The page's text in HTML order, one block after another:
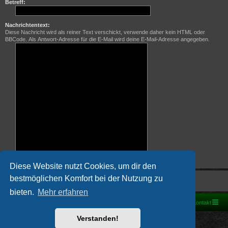
Diese Website nutzt Cookies, um dir den
bestmöglichen Komfort bei der Nutzung zu
bieten. Mehr erfahren
Verstanden!
Betreff:
Nachrichtentext:
Diese Nachricht wird als reiner Text verschickt, verwende daher kein HTML oder
BBCode. Als Antwort-Adresse für die E-Mail wird deine E-Mail-Adresse angegeben.
Kontakt
Powered byphpBB® Forum Software © phpBB Limited